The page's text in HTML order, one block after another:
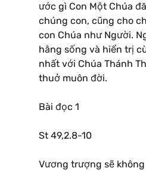
ước gì Con Một Chúa
chúng con, cũng cho
con Chúa như Người.
hằng sống và hiển trị
nhất với Chúa Thánh
thuở muôn đời.
Bài đọc 1
St 49,2.8-10
Vương trượng sẽ